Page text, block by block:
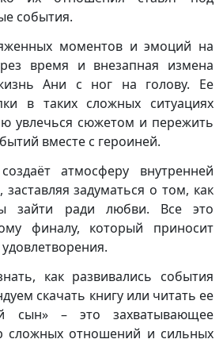
события.
моментов и эмоций на
время и внезапная измена
Ани с ног на голову. Ее
в таких сложных ситуациях
увлечься сюжетом и пережить
вместе с героиней.
атмосферу внутренней
задуматься о том, как
зайти ради любви. Все это
финалу, который приносит
как развивались события
скачать книгу или читать ее
сын» – это захватывающее
сложных отношений и сильных